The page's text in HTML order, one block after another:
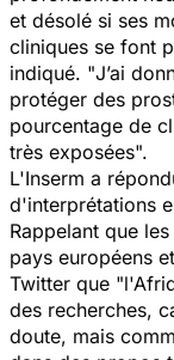
et désolé si ses
cliniques se font
indiqué. "J’ai
protéger des
pourcentage de
très exposées".
L'Inserm a
d'interprétations
Rappelant que
pays européens
Twitter que "
des recherches,
doute, mais